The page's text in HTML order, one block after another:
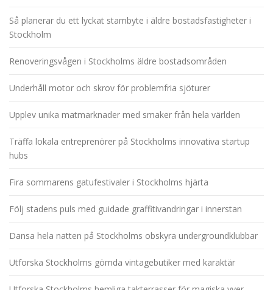
Så planerar du ett lyckat stambyte i äldre bostadsfastigheter i
Stockholm
Renoveringsvågen i Stockholms äldre bostadsområden
Underhåll motor och skrov för problemfria sjöturer
Upplev unika matmarknader med smaker från hela världen
Träffa lokala entreprenörer på Stockholms innovativa startup
hubs
Fira sommarens gatufestivaler i Stockholms hjärta
Följ stadens puls med guidade graffitivandringar i innerstan
Dansa hela natten på Stockholms obskyra undergroundklubbar
Utforska Stockholms gömda vintagebutiker med karaktär